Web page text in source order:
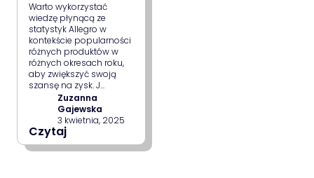
Warto wykorzystać
wiedzę płynącą ze
statystyk Allegro w
kontekście popularności
różnych produktów w
różnych okresach roku,
aby zwiększyć swoją
szansę na zysk. J...
Zuzanna
Gajewska
3 kwietnia, 2025
Czytaj